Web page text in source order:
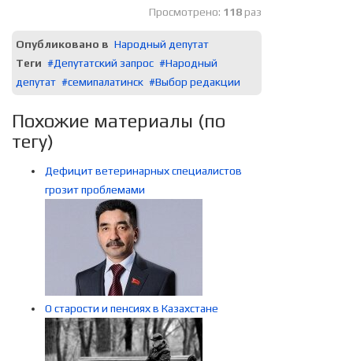
Просмотрено: 118раз
Опубликовано в Народный депутат
Теги
Депутатский запрос
Народный
депутат
семипалатинск Выбор редакции
Похожие материалы (по
тегу)
Дефицит ветеринарных специалистов
грозит проблемами
О старости и пенсиях в Казахстане